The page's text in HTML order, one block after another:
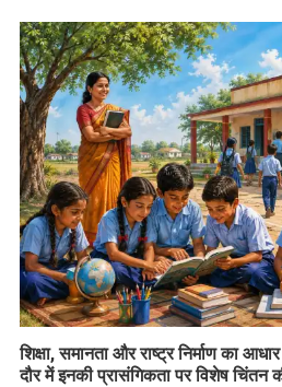
शिक्षा, समानता और राष्ट्र निर्माण का
दौर में इनकी प्रासंगिकता पर विशेष चिंतन